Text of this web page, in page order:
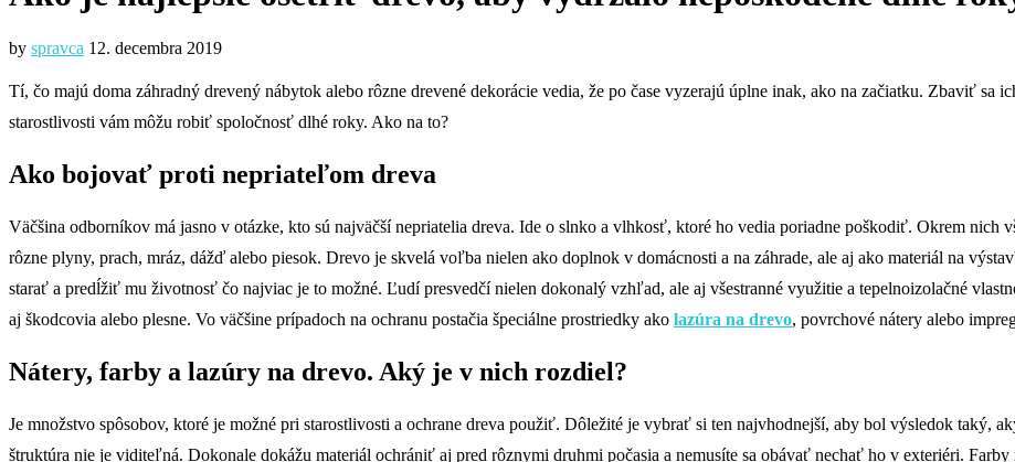
by spravca 12. decembra 2019
Tí, čo majú doma záhradný drevený nábytok alebo rôzne drevené dekorácie vedia, že po čase vyzerajú úplne inak, ako na začiatku. Zbaviť sa
starostlivosti vám môžu robiť spoločnosť dlhé roky. Ako na to?
Ako bojovať proti nepriateľom dreva
Väčšina odborníkov má jasno v otázke, kto sú najväčší nepriatelia dreva. Ide o slnko a vlhkosť, ktoré ho vedia poriadne poškodiť. Okrem nich
rôzne plyny, prach, mráz, dážď alebo piesok. Drevo je skvelá voľba nielen ako doplnok v domácnosti a na záhrade, ale aj ako materiál na
starať a predĺžiť mu životnosť čo najviac je to možné. Ľudí presvedčí nielen dokonalý vzhľad, ale aj všestranné využitie a tepelnoizolačné
aj škodcovia alebo plesne. Vo väčšine prípadoch na ochranu postačia špeciálne prostriedky ako lazúra na drevo, povrchové nátery alebo
Nátery, farby a lazúry na drevo. Aký je v nich rozdiel?
Je množstvo spôsobov, ktoré je možné pri starostlivosti a ochrane dreva použiť. Dôležité je vybrať si ten najvhodnejší, aby bol výsledok taký,
štruktúra nie je viditeľná. Dokonale dokážu materiál ochrániť aj pred rôznymi druhmi počasia a nemusíte sa obávať nechať ho v exteriéri.